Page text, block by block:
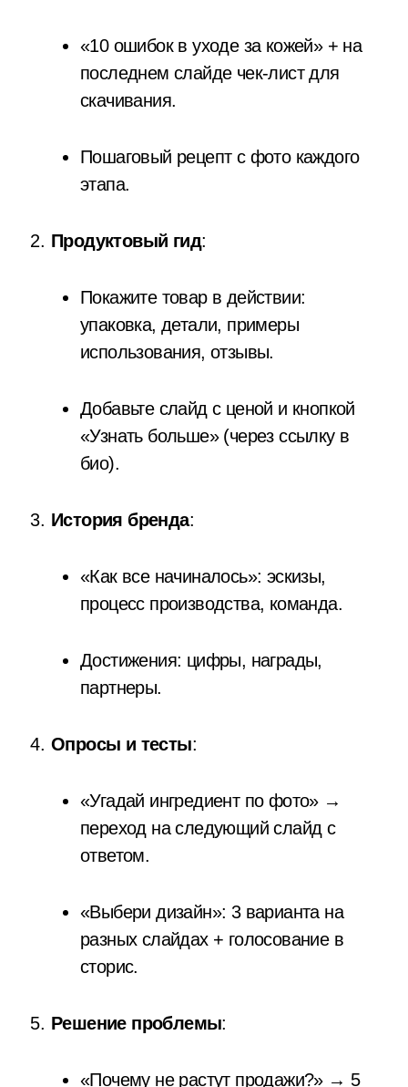
«10 ошибок в уходе за кожей» + на
последнем слайде чек-лист для
скачивания.
Пошаговый рецепт с фото каждого
этапа.
Продуктовый гид:
Покажите товар в действии:
упаковка, детали, примеры
использования, отзывы.
Добавьте слайд с ценой и кнопкой
«Узнать больше» (через ссылку в
био).
История бренда:
«Как все начиналось»: эскизы,
процесс производства, команда.
Достижения: цифры, награды,
партнеры.
Опросы и тесты:
«Угадай ингредиент по фото» →
переход на следующий слайд с
ответом.
«Выбери дизайн»: 3 варианта на
разных слайдах + голосование в
сторис.
Решение проблемы:
«Почему не растут продажи?» → 5